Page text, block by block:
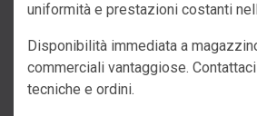
uniformità e prestazioni costanti
Disponibilità immediata a
commerciali vantaggiose.
tecniche e ordini.